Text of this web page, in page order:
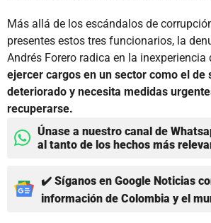
Más allá de los escándalos de
presentes estos tres funcionarios, la
Andrés Forero radica en la inexperiencia
ejercer cargos en un sector como el de
deteriorado y necesita medidas
recuperarse.
Únase a nuestro canal de
al tanto de los hechos más
✔️ Síganos en Google Noticias
información de Colombia y el